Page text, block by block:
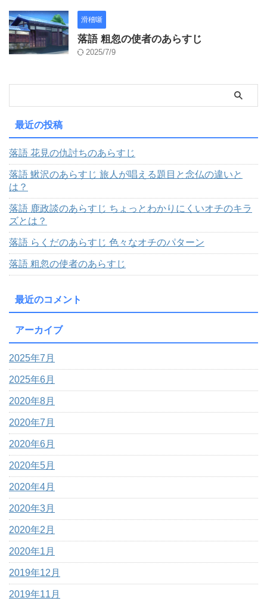
滑稽噺
落語 粗忽の使者のあらすじ
2025/7/9
最近の投稿
落語 花見の仇討ちのあらすじ
落語 鰍沢のあらすじ 旅人が唱える題目と念仏の違いと
は？
落語 鹿政談のあらすじ ちょっとわかりにくいオチのキラ
ズとは？
落語 らくだのあらすじ 色々なオチのパターン
落語 粗忽の使者のあらすじ
最近のコメント
アーカイブ
2025年7月
2025年6月
2020年8月
2020年7月
2020年6月
2020年5月
2020年4月
2020年3月
2020年2月
2020年1月
2019年12月
2019年11月